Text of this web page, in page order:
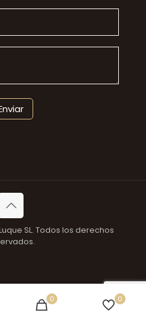
SL. Todos los derechos
0 0